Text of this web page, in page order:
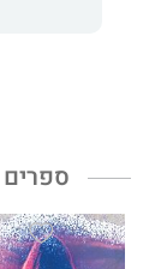
חשבתי שמצאתי
הכול וברחה
שמצאתי אותה.
ספרים